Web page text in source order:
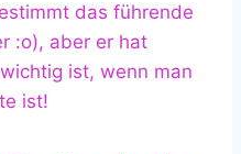
das führende
:o), aber er hat
ist, wenn man
ist!